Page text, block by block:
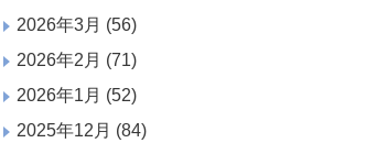
2026年3月 (56)
2026年2月 (71)
2026年1月 (52)
2025年12月 (84)